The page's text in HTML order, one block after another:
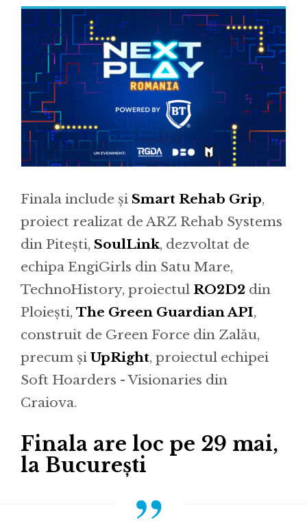
Finala include și Smart Rehab Grip,
proiect realizat de ARZ Rehab Systems
din Pitești, SoulLink, dezvoltat de
echipa EngiGirls din Satu Mare,
TechnoHistory, proiectul RO2D2 din
Ploiești, The Green Guardian API,
construit de Green Force din Zalău,
precum și UpRight, proiectul echipei
Soft Hoarders - Visionaries din
Craiova.
Finala are loc pe 29 mai,
la București